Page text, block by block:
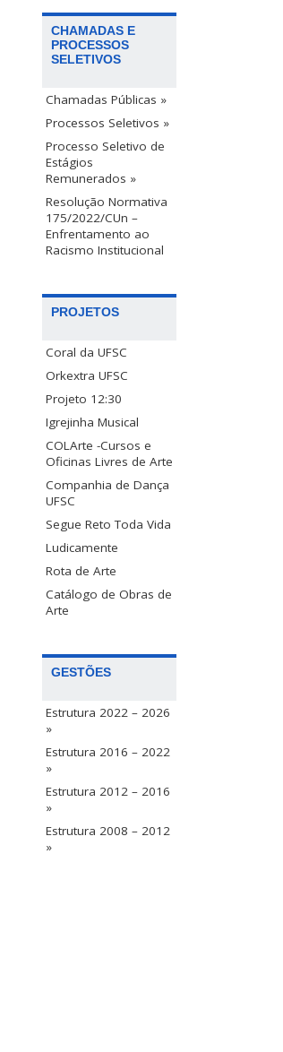
CHAMADAS E
PROCESSOS
SELETIVOS
Chamadas Públicas »
Processos Seletivos »
Processo Seletivo de
Estágios
Remunerados »
Resolução Normativa
175/2022/CUn –
Enfrentamento ao
Racismo Institucional
PROJETOS
Coral da UFSC
Orkextra UFSC
Projeto 12:30
Igrejinha Musical
COLArte -Cursos e
Oficinas Livres de Arte
Companhia de Dança
UFSC
Segue Reto Toda Vida
Ludicamente
Rota de Arte
Catálogo de Obras de
Arte
GESTÕES
Estrutura 2022 – 2026
»
Estrutura 2016 – 2022
»
Estrutura 2012 – 2016
»
Estrutura 2008 – 2012
»